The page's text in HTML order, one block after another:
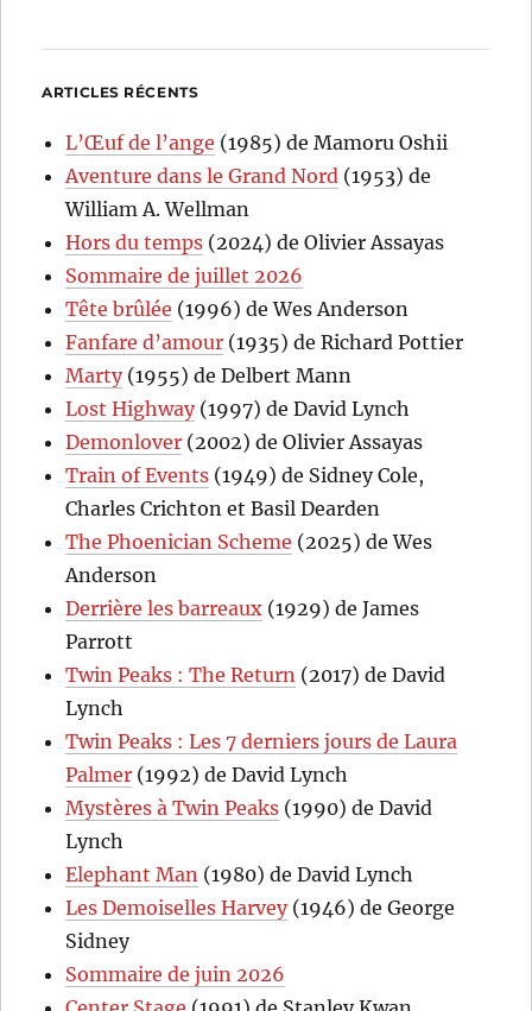
ARTICLES RÉCENTS
L’Œuf de l’ange (1985) de Mamoru Oshii
Aventure dans le Grand Nord (1953) de
William A. Wellman
Hors du temps (2024) de Olivier Assayas
Sommaire de juillet 2026
Tête brûlée (1996) de Wes Anderson
Fanfare d’amour (1935) de Richard Pottier
Marty(1955) de Delbert Mann
Lost Highway(1997) de David Lynch
Demonlover (2002) de Olivier Assayas
Train of Events (1949) de Sidney Cole,
Charles Crichton et Basil Dearden
The Phoenician Scheme (2025) de Wes
Anderson
Derrière les barreaux (1929) de James
Parrott
Twin Peaks : The Return (2017) de David
Lynch
Twin Peaks : Les 7 derniers jours de Laura
Palmer (1992) de David Lynch
Mystères à Twin Peaks (1990) de David
Lynch
Elephant Man (1980) de David Lynch
Les Demoiselles Harvey(1946) de George
Sidney
Sommaire de juin 2026